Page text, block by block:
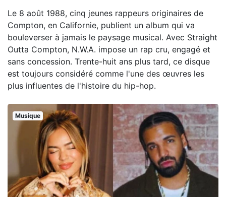
Le 8 août 1988, cinq jeunes rappeurs originaires de
Compton, en Californie, publient un album qui va
bouleverser à jamais le paysage musical. Avec Straight
Outta Compton, N.W.A. impose un rap cru, engagé et
sans concession. Trente-huit ans plus tard, ce disque
est toujours considéré comme l'une des œuvres les
plus influentes de l'histoire du hip-hop.
Musique